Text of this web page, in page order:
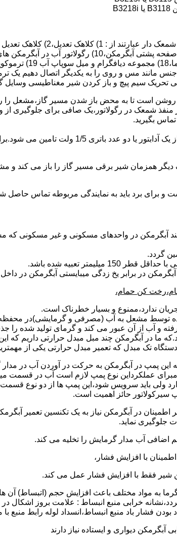
مانند مس و روی را به یکدیگر اتصال دهیم یک
است تا به محض باز شدن مسیر گاز،مشعل را
شمعک در رگولاتور،یک صافی برای جلوگیری از
بگیرید.
همزمان شیر برقی مسیر گاز را باز می کند و
و برای برد باید به نمایندگی مربوطه تماس حاصل
گردد.
تعبیه شده باشد.
در برابر یخ زدگی میبایستی آبگرمکن در
کن حمام،
ندارد،ممنوع و بسیار خطرناک است.
توسط مشعل به آب (مصرفی و گرمایشی)در
و آب از آن عبور می کند و گرمای تولید شده
در آبگرمکن چند مبل مبدل حرارتی داریم که
تک مبدل که تعمیر مبدل حرارتی یکی از
این پمپ در آبگرمکن به حرکت در آوردن آب در
220 ولت کار می کند.مبرای عملکرداین نوع پمپ لازم
ولی باید سرویس شود،این پمپ ها از دو نوع
سیرکولاتور حائز اهمیت است.
اطمینان در آبگرمکن نیاز به یک تکنسین تعمیر
جلوگیری نماید.
شیر فقط با افزایش فشار عمل می کند.
گرما به مواد مختلف باعث افزایش حجم (اتبساط)
خرابی منبع انبساط : علامت بروز اشکال
بودن فشار باد منبع انبساط،انسداد لوله رابط
دیواری و ایستاده نیاز دارند